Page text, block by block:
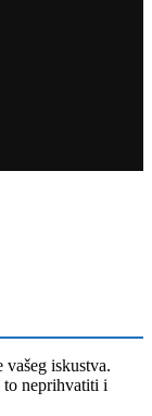
iskustva.
to neprihvatiti i